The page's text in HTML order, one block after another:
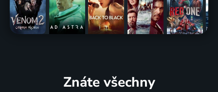
Znáte všechny